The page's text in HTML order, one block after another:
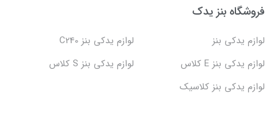
فروشگاه بنز یدک
لوازم یدکی بنز
لوازم یدکی بنز C240
لوازم یدکی بنز E کلاس
لوازم یدکی بنز S کلاس
لوازم یدکی بنز کلاسیک